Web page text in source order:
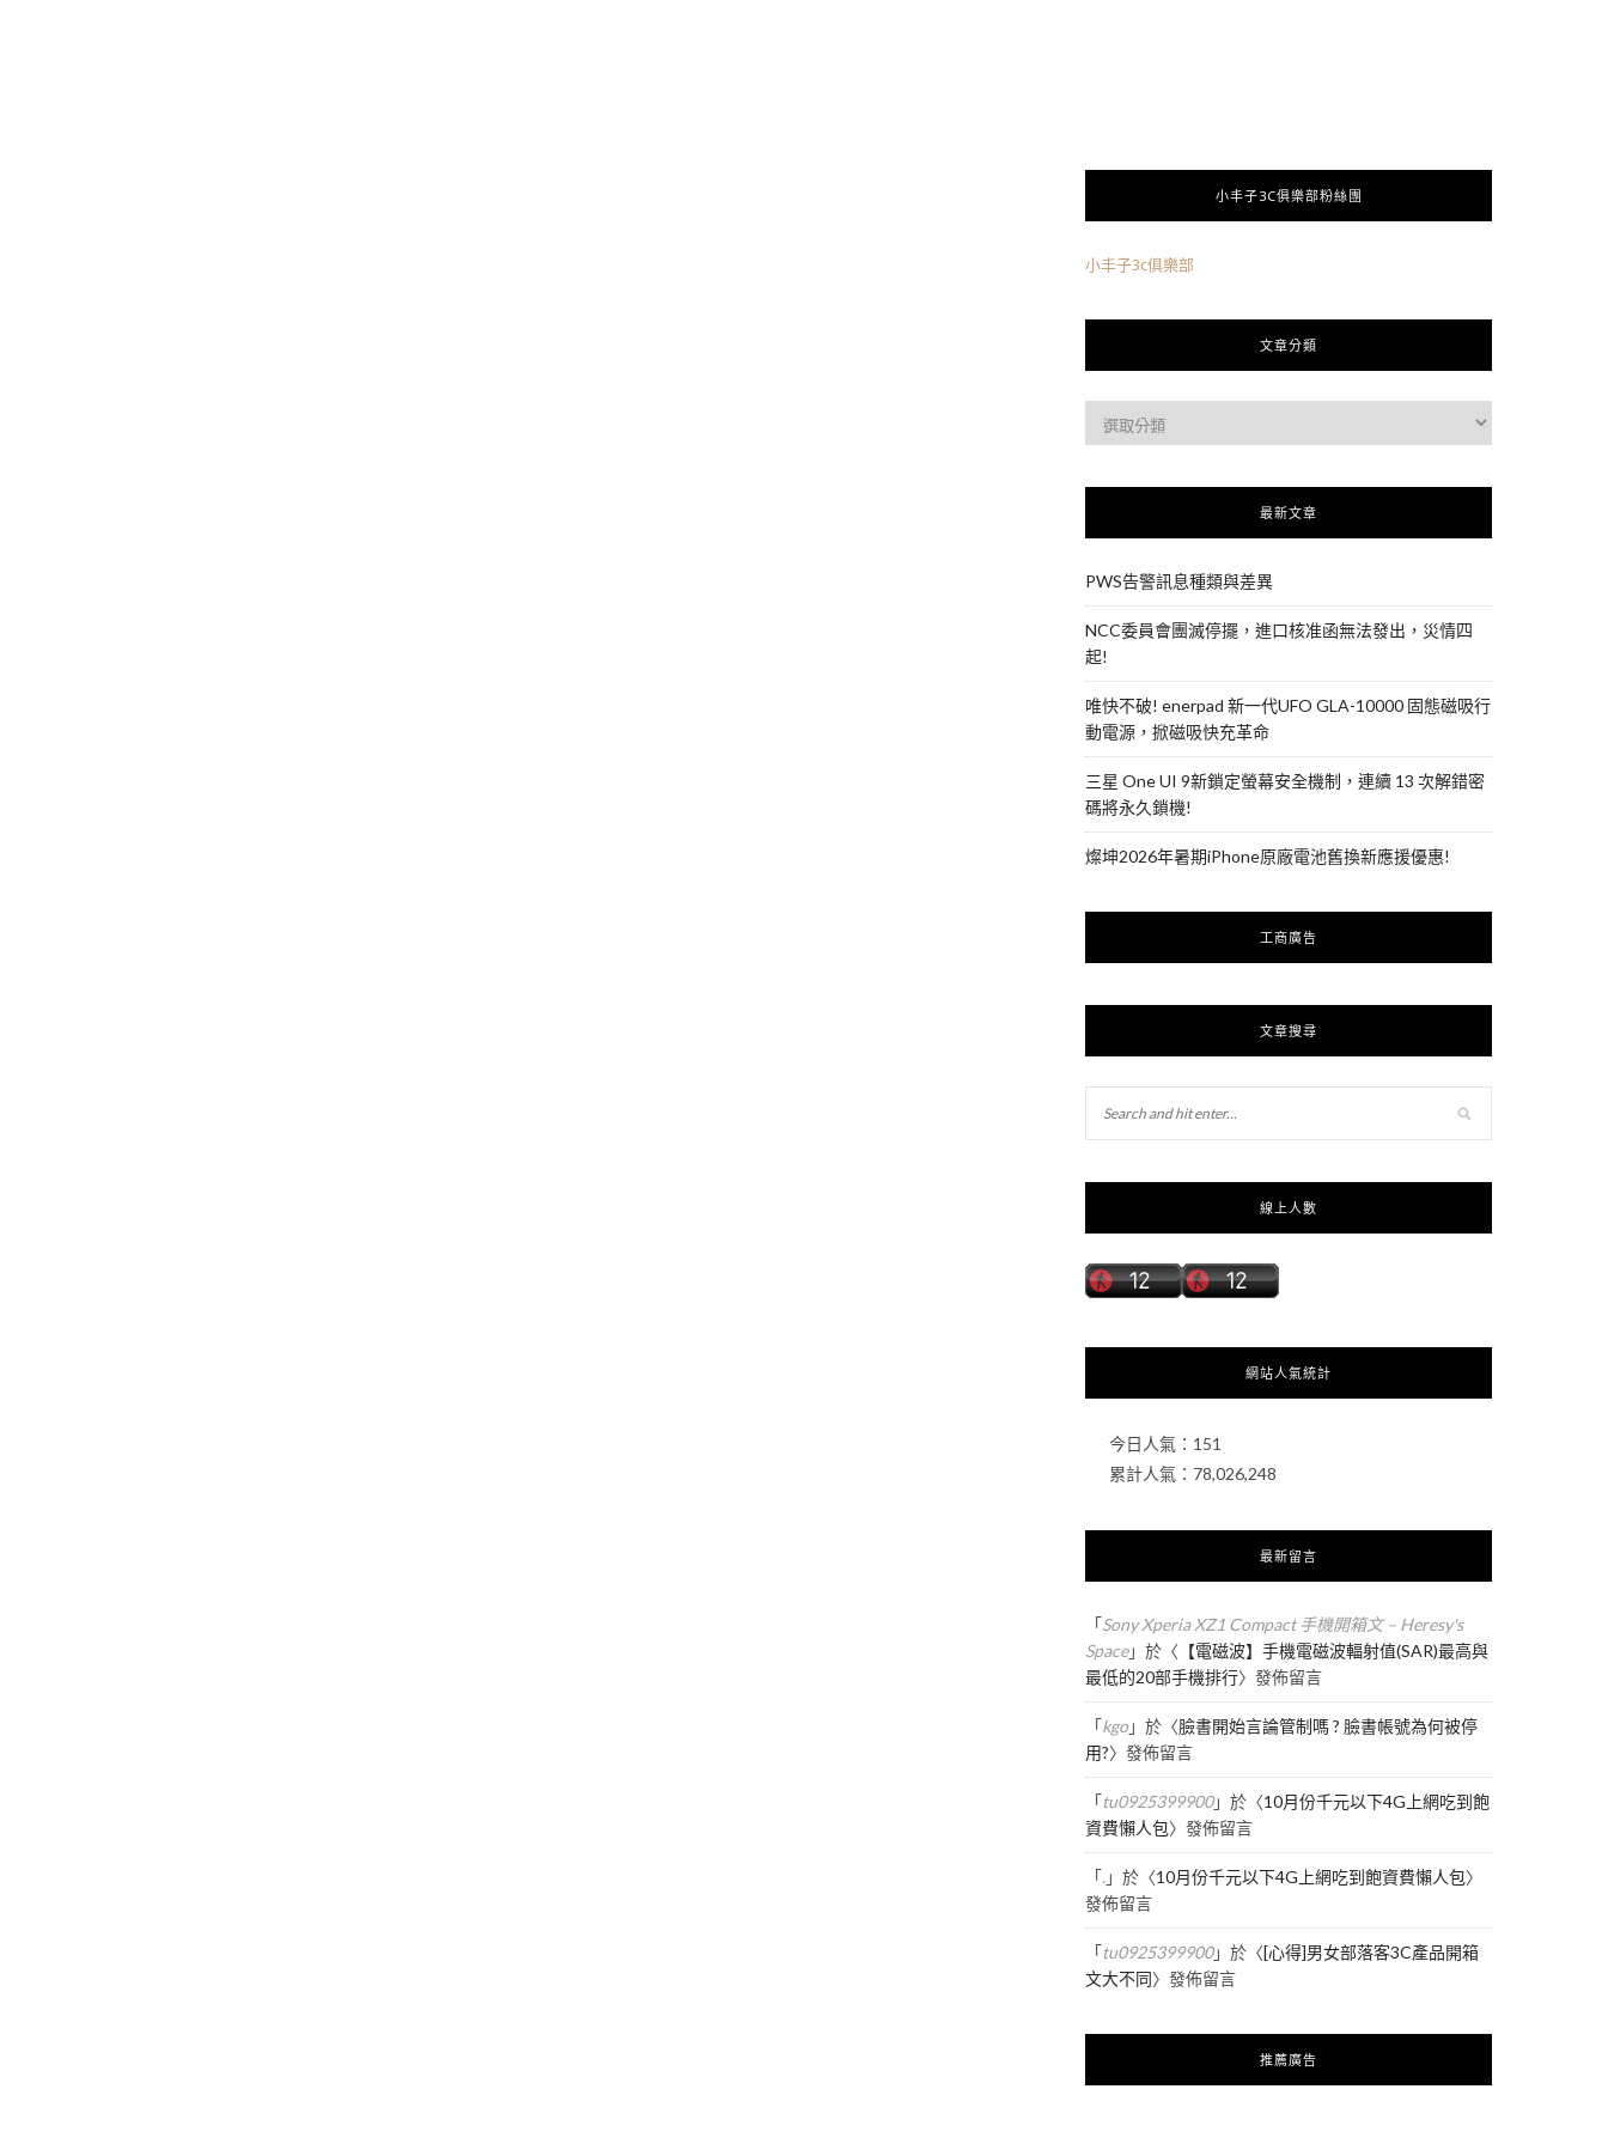
小丰子3C俱樂部粉絲團
小丰子3c俱樂部
文章分類
最新文章
PWS告警訊息種類與差異
NCC委員會團滅停擺，進口核准函無法發出，災情四
起!
唯快不破! enerpad 新一代UFO GLA-10000 固態磁吸行
動電源，掀磁吸快充革命
三星 One UI 9新鎖定螢幕安全機制，連續 13 次解錯密
碼將永久鎖機!
燦坤2026年暑期iPhone原廠電池舊換新應援優惠!
工商廣告
文章搜尋
線上人數
網站人氣統計
今日人氣： 151
累計人氣： 78,026,248
最新留言
「Sony Xperia XZ1 Compact 手機開箱文 – Heresy's
Space」於〈 【電磁波】手機電磁波輻射值(SAR)最高與
最低的20部手機排行〉發佈留言
「kgo」於〈臉書開始言論管制嗎 ? 臉書帳號為何被停
用?〉發佈留言
「tu0925399900」於〈10月份千元以下4G上網吃到飽
資費懶人包〉發佈留言
「.」於〈10月份千元以下4G上網吃到飽資費懶人包〉
發佈留言
「tu0925399900」於〈[心得]男女部落客3C產品開箱
文大不同〉發佈留言
推薦廣告